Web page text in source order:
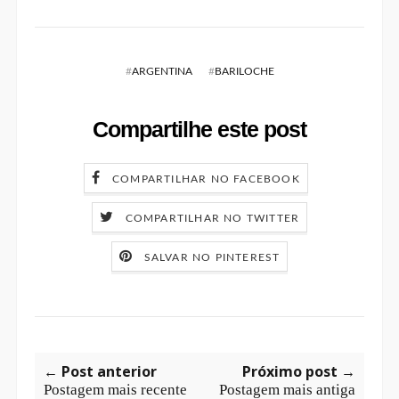
#ARGENTINA #BARILOCHE
Compartilhe este post
COMPARTILHAR NO FACEBOOK
COMPARTILHAR NO TWITTER
SALVAR NO PINTEREST
← Post anterior
Postagem mais recente
Próximo post →
Postagem mais antiga